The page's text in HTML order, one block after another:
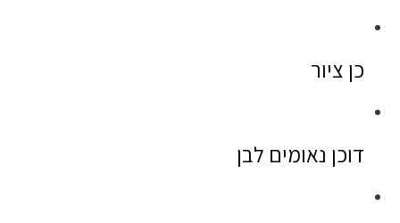
כן ציור
דוכן נאומים לבן